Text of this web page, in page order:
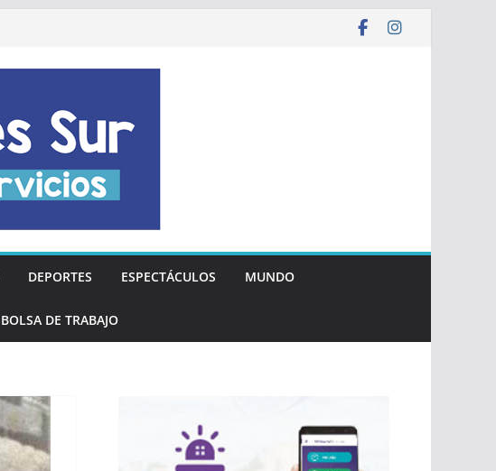
DEPORTES ESPECTÁCULOS MUNDO
BOLSA DE TRABAJO